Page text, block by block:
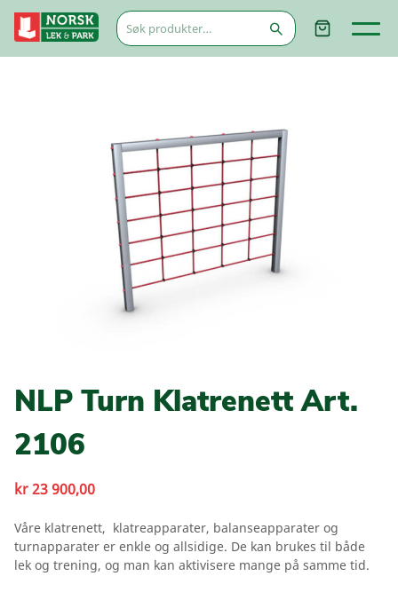
Søk
etter:
NLP Turn Klatrenett Art.
2106
kr23 900,00
Våre klatrenett, klatreapparater, balanseapparater og
turnapparater er enkle og allsidige. De kan brukes til både
lek og trening, og man kan aktivisere mange på samme tid.